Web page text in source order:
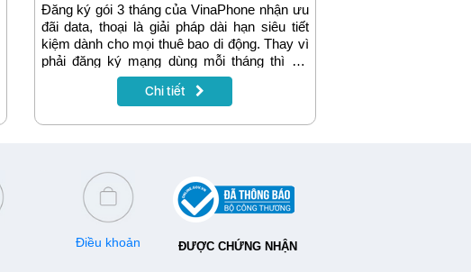
Đăng ký gói 3 tháng của VinaPhone nhận ưu
đãi data, thoại là giải pháp dài hạn siêu tiết
kiệm dành cho mọi thuê bao di động. Thay vì
phải đăng ký mạng dùng mỗi tháng thì chỉ
cần 1 lần đăng ký gói 3 tháng, thuê bao sẽ
được nhận ưu đãi liên tiếp suốt 3 tháng an
đăng ký gói cước online dễ dàng của Vina
Chi tiết
Điều khoản ĐƯỢC CHỨNG NHẬN